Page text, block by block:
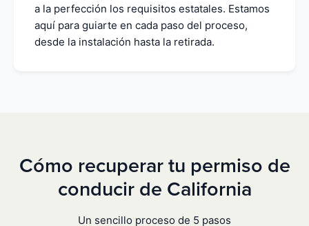
a la perfección los requisitos estatales. Estamos
aquí para guiarte en cada paso del proceso,
desde la instalación hasta la retirada.
Cómo recuperar tu permiso de
conducir de California
Un sencillo proceso de 5 pasos